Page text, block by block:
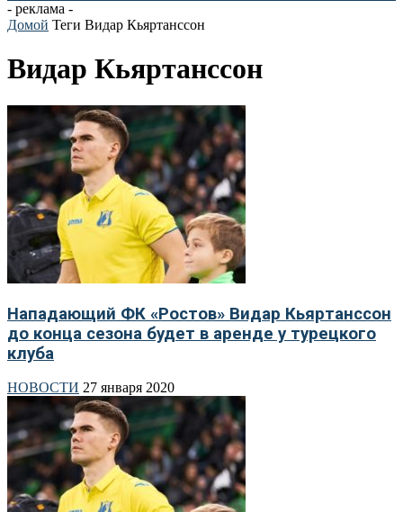
- реклама -
Домой Теги Видар Кьяртанссон
Видар Кьяртанссон
Нападающий ФК «Ростов» Видар Кьяртанссон
до конца сезона будет в аренде у турецкого
клуба
НОВОСТИ 27 января 2020